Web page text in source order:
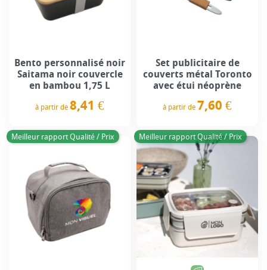
Bento personnalisé noir
Saitama noir couvercle
en bambou 1,75 L
à partir de 8,41 €
Set publicitaire de
couverts métal Toronto
avec étui néoprène
à partir de 7,60 €
Meilleur rapport Qualité / Prix Meilleur rapport Qualité / Prix